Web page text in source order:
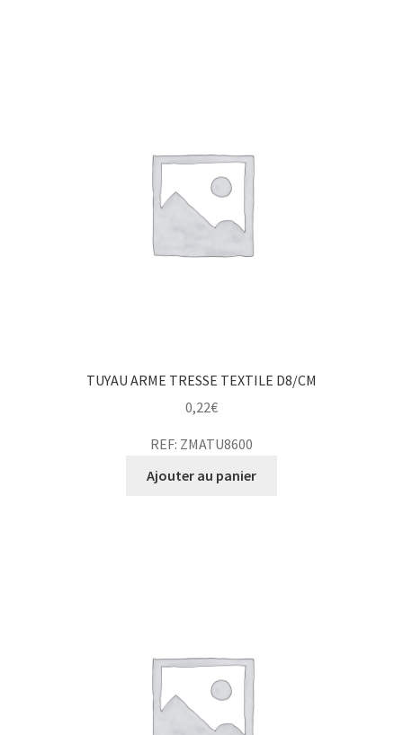
TUYAU ARME TRESSE TEXTILE D8/CM
0,22€
REF: ZMATU8600
Ajouter au panier